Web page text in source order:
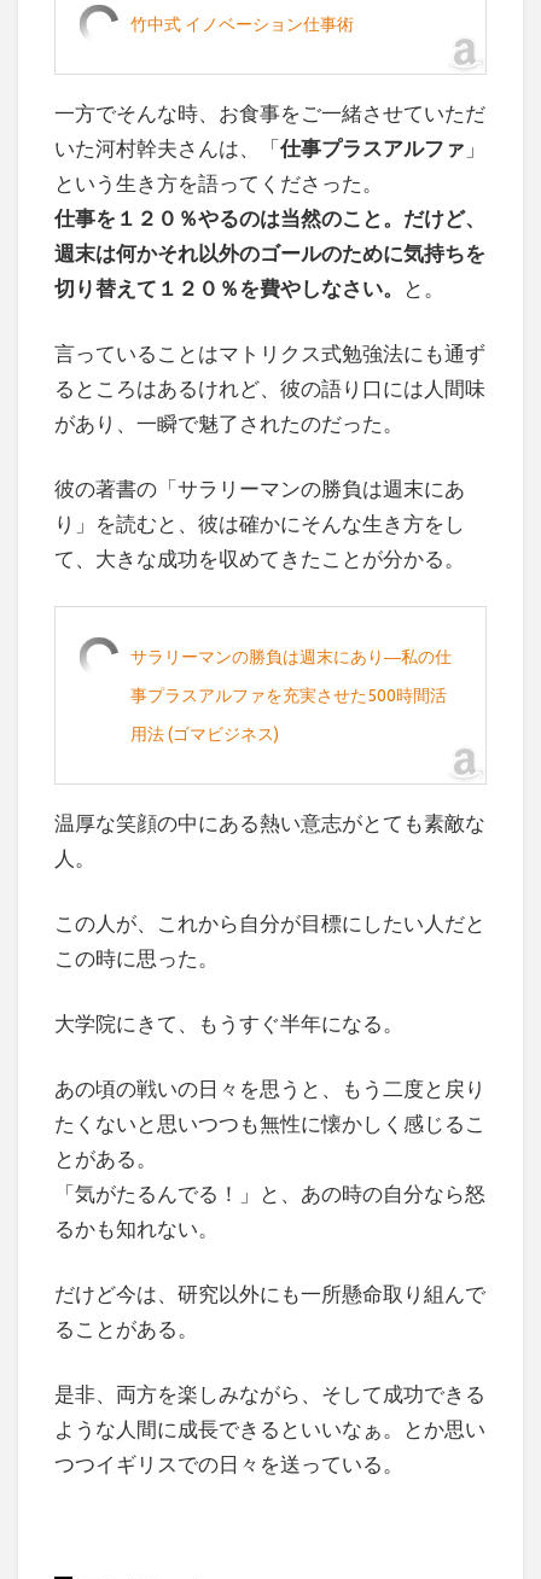
竹中式 イノベーション仕事術
一方でそんな時、お食事をご一緒させていただ
いた河村幹夫さんは、「仕事プラスアルファ 」
という生き方を語ってくださった。
仕事を１２０％やるのは当然のこと。だけど、
週末は何かそれ以外のゴールのために気持ちを
切り替えて１２０％を費やしなさい。
と。
言っていることはマトリクス式勉強法にも通ず
るところはあるけれど、彼の語り口には人間味
があり、一瞬で魅了されたのだった。
彼の著書の「サラリーマンの勝負は週末にあ
り」を読むと、彼は確かにそんな生き方をし
て、大きな成功を収めてきたことが分かる。
サラリーマンの勝負は週末にあり―私の仕
事プラスアルファを充実させた500時間活
用法 (ゴマビジネス)
温厚な笑顔の中にある熱い意志がとても素敵な
人。
この人が、これから自分が目標にしたい人だと
この時に思った。
大学院にきて、もうすぐ半年になる。
あの頃の戦いの日々を思うと、もう二度と戻り
たくないと思いつつも無性に懐かしく感じるこ
とがある。
「気がたるんでる！」と、あの時の自分なら怒
るかも知れない。
だけど今は、研究以外にも一所懸命取り組んで
ることがある。
是非、両方を楽しみながら、そして成功できる
ような人間に成長できるといいなぁ。とか思い
つつイギリスでの日々を送っている。